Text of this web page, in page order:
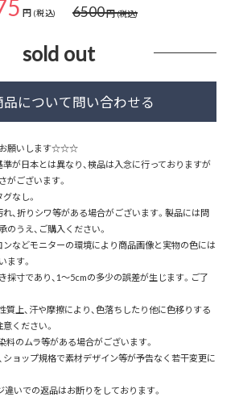
円 (税込) 6500円(税込)
sold out
願いします☆☆☆
が日本とは異なり、検品は入念に行っておりますが
がございます。
なし。
、折りシワ等がある場合がございます。製品には問
うえ、ご購入ください。
などモニターの環境により商品画像と実物の色には
ます。
寸であり、1～5cmの多少の誤差が生じます。ご了
上、汗や摩擦により、色落ちしたり他に色移りする
ください。
のムラ等がある場合がございます。
ョップ規格で素材デザイン等が予告なく若干変更に
いでの返品はお断りをしております。